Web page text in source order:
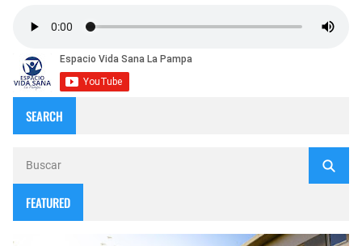
SEARCH
FEATURED